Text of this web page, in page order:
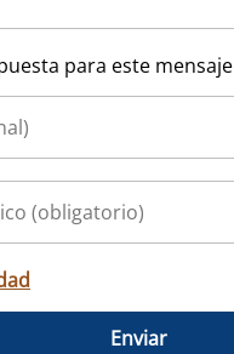
para este mensaje
Enviar